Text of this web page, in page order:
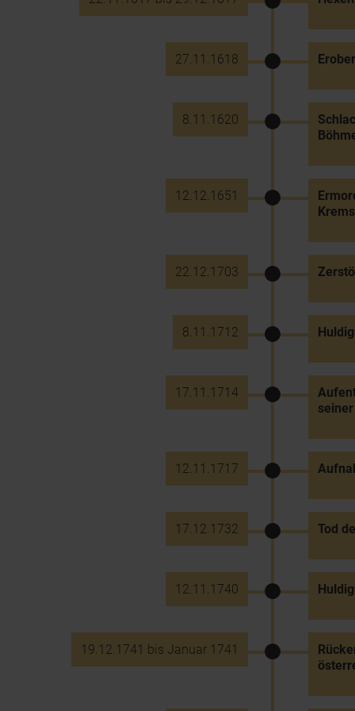
27.11.1618
8.11.1620
12.12.1651
22.12.1703
8.11.1712
17.11.1714
12.11.1717
17.12.1732 Tod
12.11.1740
19.12.1741 bis Januar 1741